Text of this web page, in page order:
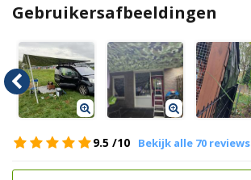
Gebruikersafbeeldingen
9.5 /10 Bekijk alle 70 reviews